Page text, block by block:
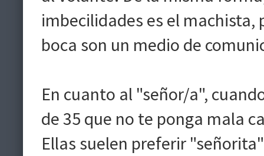
imbecilidades es el machista,
boca son un medio de
En cuanto al "señor/a",
de 35 que no te ponga mala
Ellas suelen preferir